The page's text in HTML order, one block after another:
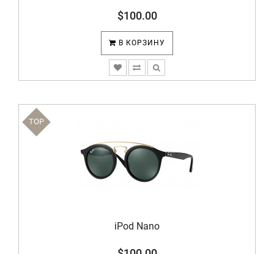
$100.00
В КОРЗИНУ
TOP
iPod Nano